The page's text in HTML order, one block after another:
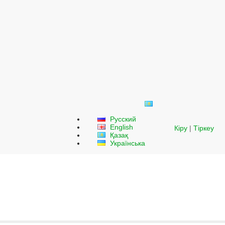
Русский
English
Қазақ
Українська
Кіру | Тіркеу